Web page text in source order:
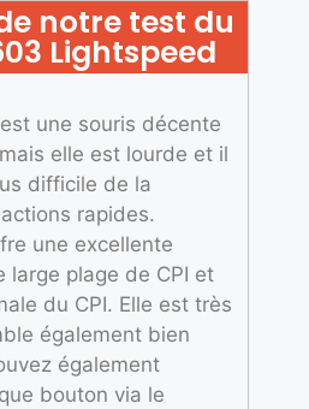
notre test du
Lightspeed
une souris décente
elle est lourde et il
difficile de la
rapides.
une excellente
large plage de CPI et
du CPI. Elle est très
également bien
également
bouton via le